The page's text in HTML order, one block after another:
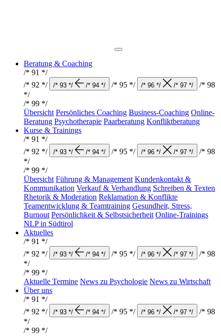
Beratung & Coaching
/* 91 */
/* 92 */
/* 93 */ /* 94 */ /* 95 */ /* 96 */ /* 97 */
/* 98
*/
/* 99 */
Übersicht Persönliches Coaching Business-Coaching Online-
Beratung Psychotherapie Paarberatung Konfliktberatung
Kurse & Trainings
/* 91 */
/* 92 */
/* 93 */ /* 94 */ /* 95 */ /* 96 */ /* 97 */
/* 98
*/
/* 99 */
Übersicht Führung & Management Kundenkontakt &
Kommunikation Verkauf & Verhandlung Schreiben & Texten
Rhetorik & Moderation Reklamation & Konflikte
Teamentwicklung & Teamtraining Gesundheit, Stress,
Burnout Persönlichkeit & Selbstsicherheit Online-Trainings
NLP in Südtirol
Aktuelles
/* 91 */
/* 92 */
/* 93 */ /* 94 */ /* 95 */ /* 96 */ /* 97 */
/* 98
*/
/* 99 */
Aktuelle Termine News zu Psychologie News zu Wirtschaft
Über uns
/* 91 */
/* 92 */
/* 93 */ /* 94 */ /* 95 */ /* 96 */ /* 97 */
/* 98
*/
/* 99 */